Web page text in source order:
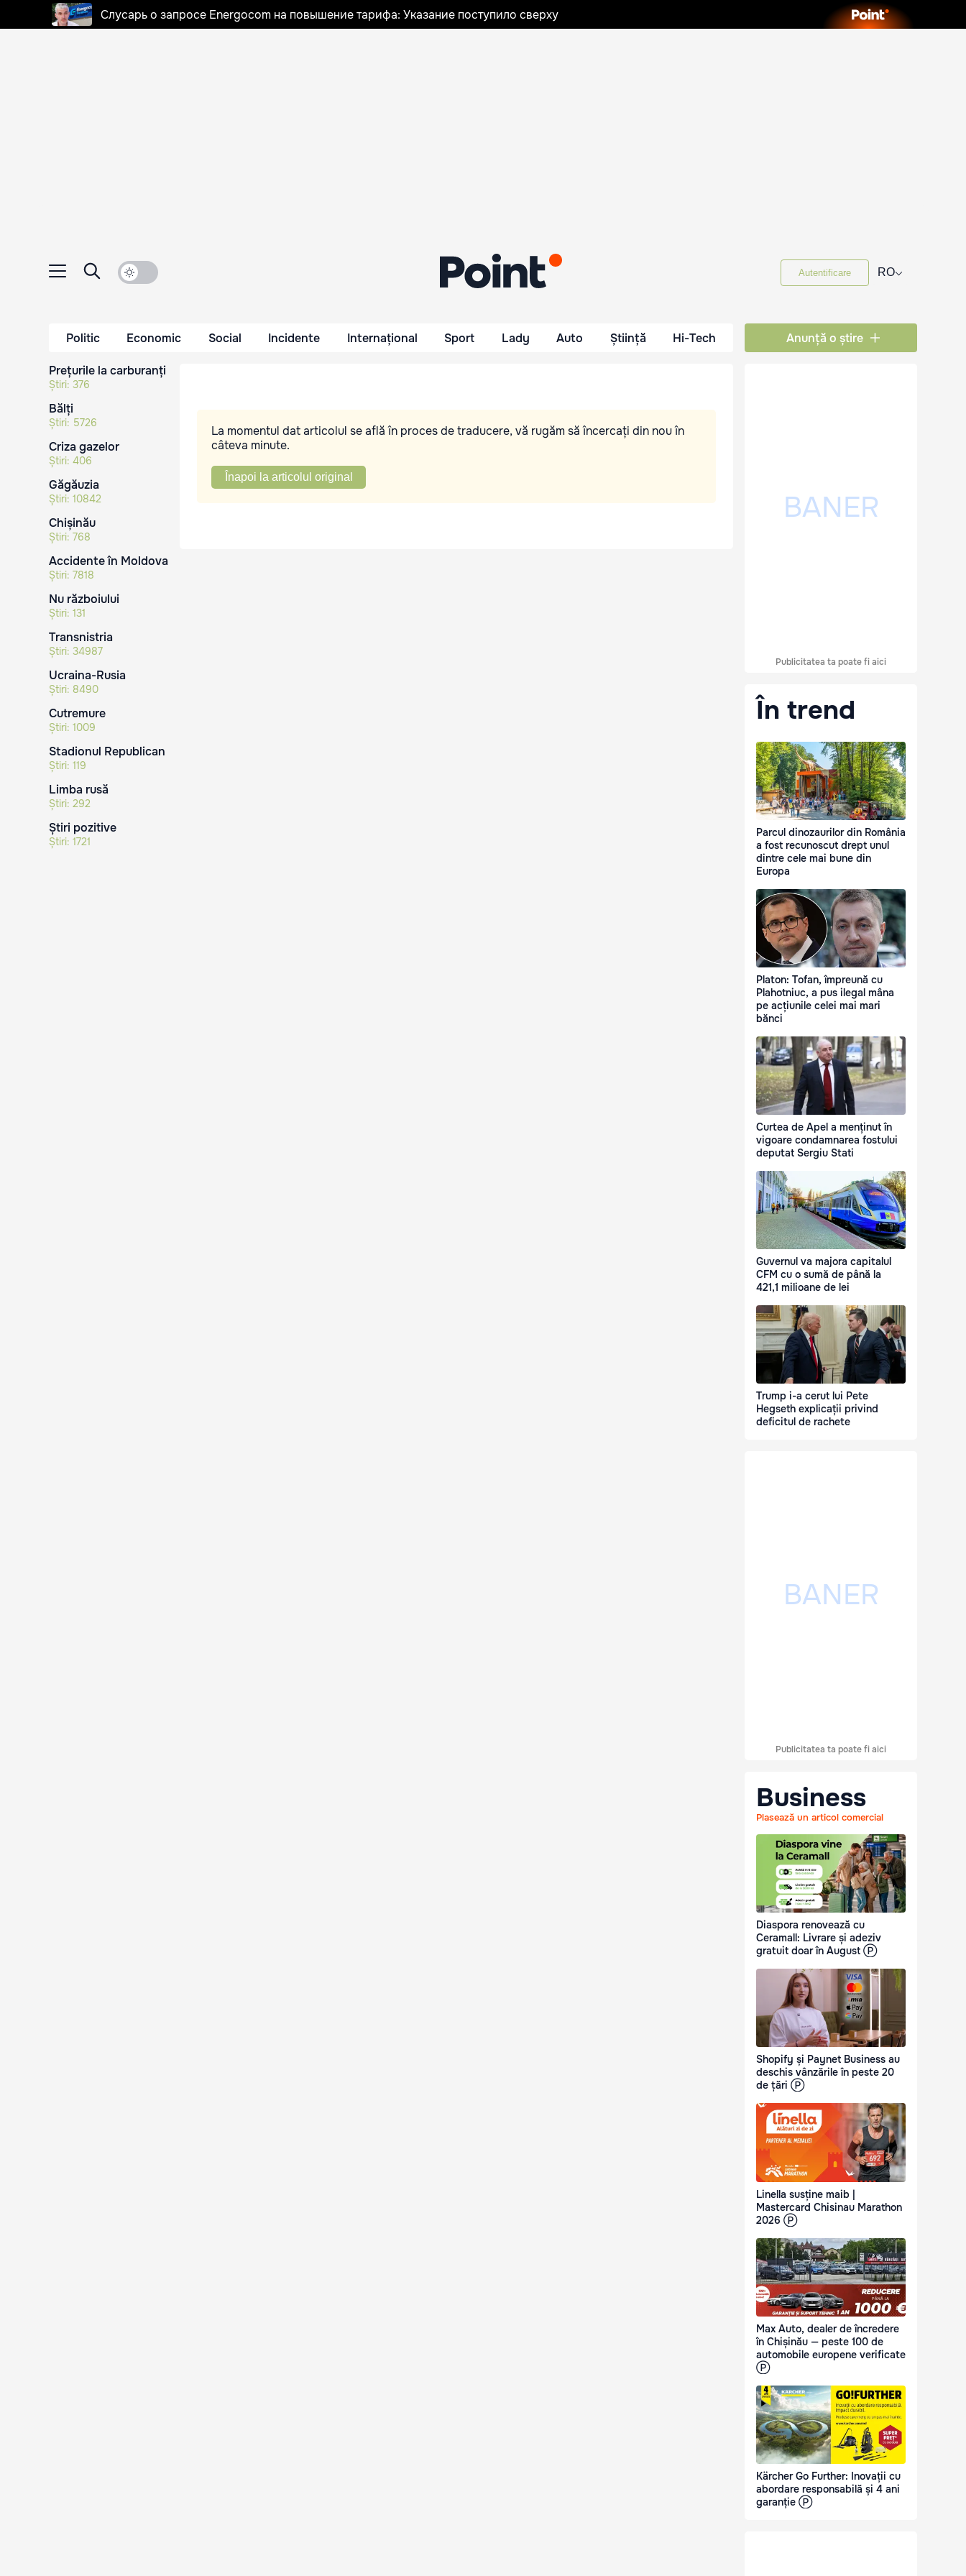
Слусарь о запросе Energocom на повышение тарифа: Указание поступило сверху
Autentificare RO⌵
Politic Economic Social Incidente Internațional Sport Lady Auto Știință Hi-Tech Anunță o știre
Prețurile la carburanți
Știri: 376
Bălți
Știri: 5726
Criza gazelor
Știri: 406
Găgăuzia
Știri: 10842
Chișinău
Știri: 768
Accidente în Moldova
Știri: 7818
Nu războiului
Știri: 131
Transnistria
Știri: 34987
Ucraina-Rusia
Știri: 8490
Cutremure
Știri: 1009
Stadionul Republican
Știri: 119
Limba rusă
Știri: 292
Știri pozitive
Știri: 1721
La momentul dat articolul se află în proces de traducere, vă rugăm să încercați din nou în
câteva minute.
Înapoi la articolul original
Publicitatea ta poate fi aici
În trend
Parcul dinozaurilor din România
a fost recunoscut drept unul
dintre cele mai bune din
Europa
Platon: Tofan, împreună cu
Plahotniuc, a pus ilegal mâna
pe acțiunile celei mai mari
bănci
Curtea de Apel a menținut în
vigoare condamnarea fostului
deputat Sergiu Stati
Guvernul va majora capitalul
CFM cu o sumă de până la
421,1 milioane de lei
Trump i-a cerut lui Pete
Hegseth explicații privind
deficitul de rachete
Publicitatea ta poate fi aici
Business
Plasează un articol comercial
Diaspora renovează cu
Ceramall: Livrare și adeziv
gratuit doar în August Ⓟ
Shopify și Paynet Business au
deschis vânzările în peste 20
de țări Ⓟ
Linella susține maib |
Mastercard Chisinau Marathon
2026 Ⓟ
Max Auto, dealer de încredere
în Chișinău — peste 100 de
automobile europene verificate
Ⓟ
Kärcher Go Further: Inovații cu
abordare responsabilă și 4 ani
garanție Ⓟ